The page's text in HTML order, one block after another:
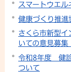
スマートウエ
健康づくり推進
さくら市新型イ
いての意見募
令和8年度 健
ついて